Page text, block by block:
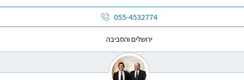
055-4532774
ירושלים והסביבה